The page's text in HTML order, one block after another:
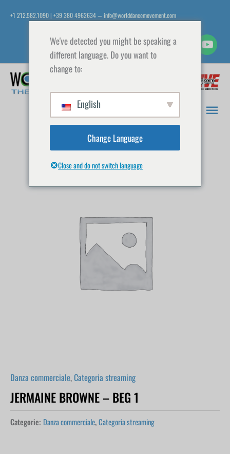
+1 212.582.1090 | +39 380 4962634 — info@worlddancemovement.com
Danza commerciale,Categoria streaming
JERMAINE BROWNE – BEG 1
Categorie: Danza commerciale,Categoria streaming
We've detected you might be speaking a
different language. Do you want to
change to:
English
Change Language
Close and do not switch language